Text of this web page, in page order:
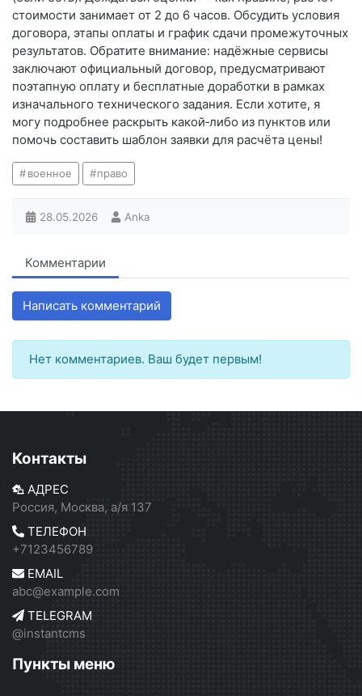
стоимости занимает от 2 до 6 часов. Обсудить условия
договора, этапы оплаты и график сдачи промежуточных
результатов. Обратите внимание: надёжные сервисы
заключают официальный договор, предусматривают
поэтапную оплату и бесплатные доработки в рамках
изначального технического задания. Если хотите, я
могу подробнее раскрыть какой‑либо из пунктов или
помочь составить шаблон заявки для расчёта цены!
военное право
28.05.2026 Anka
Комментарии
Написать комментарий
Нет комментариев. Ваш будет первым!
Контакты
АДРЕС
Россия, Москва, а/я 137
ТЕЛЕФОН
+7123456789
EMAIL
abc@example.com
TELEGRAM
@instantcms
Пункты меню